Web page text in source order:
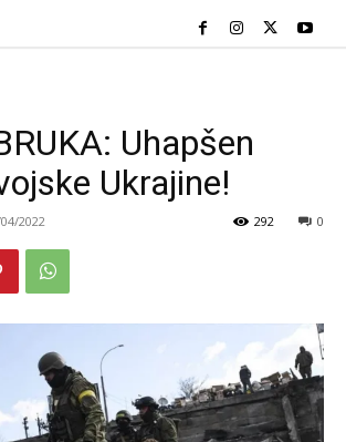
Uhapšen
Ukrajine!
2022 0
292